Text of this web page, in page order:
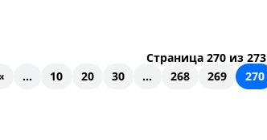
Страница 270 из 273
... 10 20 30 ... 268 269 270